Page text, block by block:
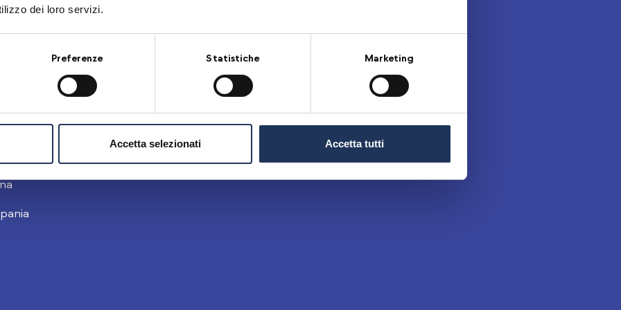
dei loro servizi.
Preferenze Statistiche Marketing
Accetta selezionati Accetta tutti